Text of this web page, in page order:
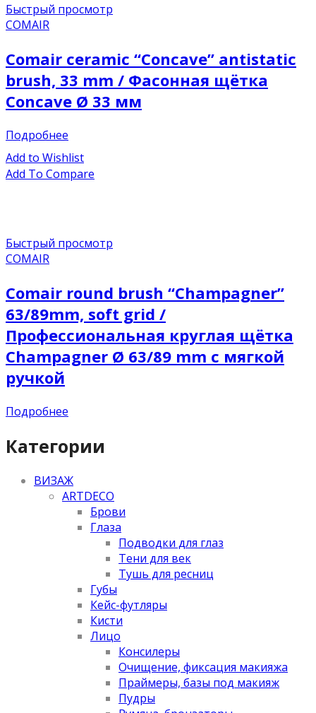
Быстрый просмотр
COMAIR
Comair ceramic “Concave” antistatic
brush, 33 mm / Фасонная щётка
Concave Ø 33 мм
Подробнее
Add to Wishlist
Add To Compare
Быстрый просмотр
COMAIR
Comair round brush “Champagner”
63/89mm, soft grid /
Профессиональная круглая щётка
Champagner Ø 63/89 mm с мягкой
ручкой
Подробнее
Категории
ВИЗАЖ
ARTDECO
Брови
Глаза
Подводки для глаз
Тени для век
Тушь для ресниц
Губы
Кейс-футляры
Кисти
Лицо
Консилеры
Очищение, фиксация макияжа
Праймеры, базы под макияж
Пудры